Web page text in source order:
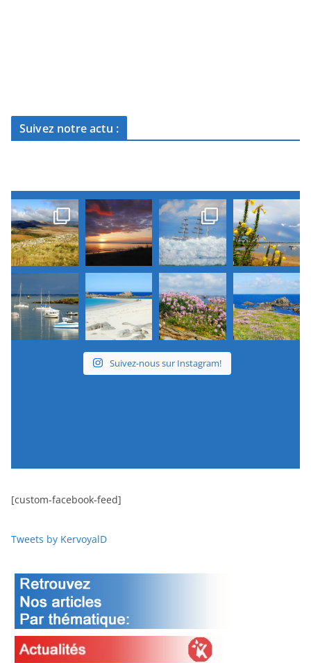
Suivez notre actu :
Suivez-nous sur Instagram!
[custom-facebook-feed]
Tweets by KervoyalD